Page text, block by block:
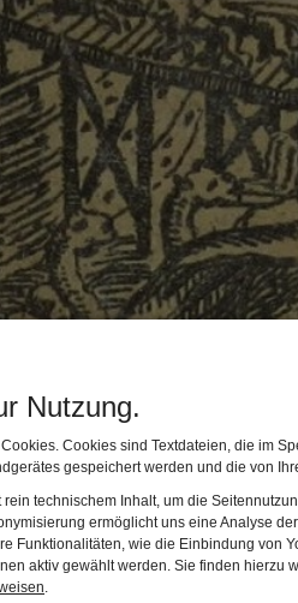
Nutzung.
Cookies sind Textdateien, die im
gespeichert werden und die von
technischem Inhalt, um die
ermöglicht uns eine Analyse
Funktionalitäten, wie die Einbindung von
aktiv gewählt werden. Sie finden hierzu
the Bavarian Bible